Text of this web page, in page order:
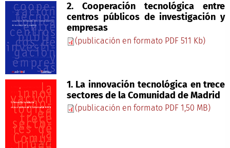
2. Cooperación tecnológica entre
centros públicos de investigación y
empresas
(publicación en formato PDF 511 Kb)
1. La innovación tecnológica en trece
sectores de la Comunidad de Madrid
(publicación en formato PDF 1,50 MB)